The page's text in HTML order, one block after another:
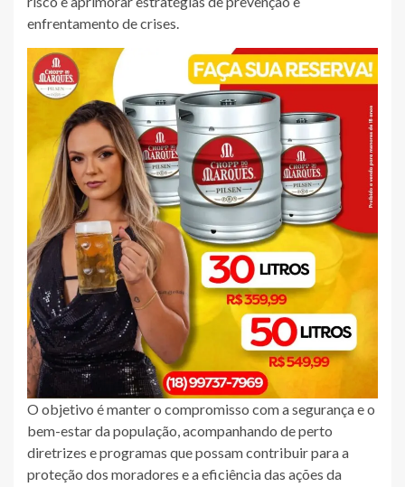
enfrentamento de crises.
O objetivo é manter o compromisso com a segurança e o
bem-estar da população, acompanhando de perto
diretrizes e programas que possam contribuir para a
proteção dos moradores e a eficiência das ações da